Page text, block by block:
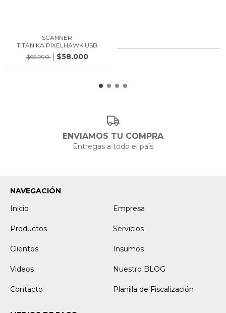
SCANNER
TITANIKA PIXELHAWK USB
$65.990
$58.000
ENVIAMOS TU COMPRA
Entregas a todo el país
NAVEGACIÓN
Inicio
Empresa
Productos Servicios
Clientes Insumos
Videos Nuestro BLOG
Contacto Planilla de Fiscalización